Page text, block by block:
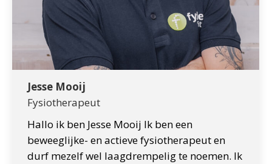
Jesse Mooij
Fysiotherapeut
Hallo ik ben Jesse Mooij Ik ben een
beweeglijke- en actieve fysiotherapeut en
durf mezelf wel laagdrempelig te noemen. Ik